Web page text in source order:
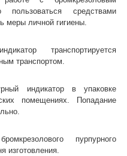
средствами
меры личной гигиены.
транспортируется
транспортом.
индикатор в упаковке
помещениях. Попадание
пурпурного
изготовления.